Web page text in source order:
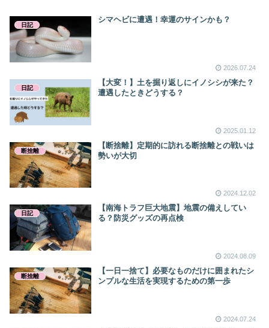
日記
シマヘビに遭遇！幸運のサインかも？
2026.07.24
日記
【大変！】土を掘り返しにイノシシが来た？
遭遇したときどうする？
2025.01.12
断捨離
【断捨離】定期的に訪れる断捨離との戦いは
勢いが大切
2024.12.02
日記
【南海トラフ巨大地震】地震の備えしてい
る？防災グッズの再点検
2024.08.09
断捨離
【一日一捨て】必要なものだけに囲まれたシ
ンプルな生活を実現するための第一歩
2024.07.24